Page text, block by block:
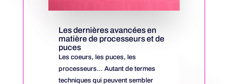
Les dernières avancées en
matière de processeurs et de
puces
Les coeurs, les puces, les
processeurs... Autant de termes
techniques qui peuvent sembler